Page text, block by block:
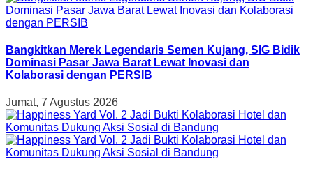
Bangkitkan Merek Legendaris Semen Kujang, SIG Bidik
Dominasi Pasar Jawa Barat Lewat Inovasi dan
Kolaborasi dengan PERSIB
Jumat, 7 Agustus 2026